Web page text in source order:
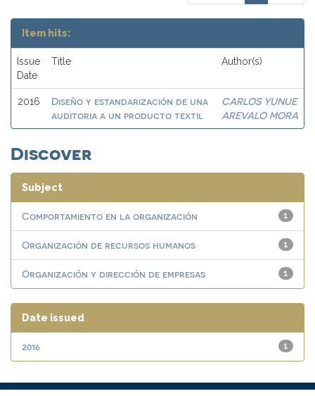
Item hits:
Issue
Date
Title Author(s)
2016
Diseño y estandarización de una
auditoria a un producto textil
CARLOS YUNUE
AREVALO MORA
Discover
Subject
1
Comportamiento en la organización
1
Organización de recursos humanos
1
Organización y dirección de empresas
Date issued
1
2016